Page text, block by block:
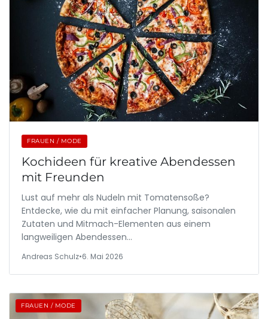
FRAUEN / MODE
Kochideen für kreative Abendessen
mit Freunden
Lust auf mehr als Nudeln mit Tomatensoße?
Entdecke, wie du mit einfacher Planung, saisonalen
Zutaten und Mitmach-Elementen aus einem
langweiligen Abendessen…
Andreas Schulz•6. Mai 2026
FRAUEN / MODE